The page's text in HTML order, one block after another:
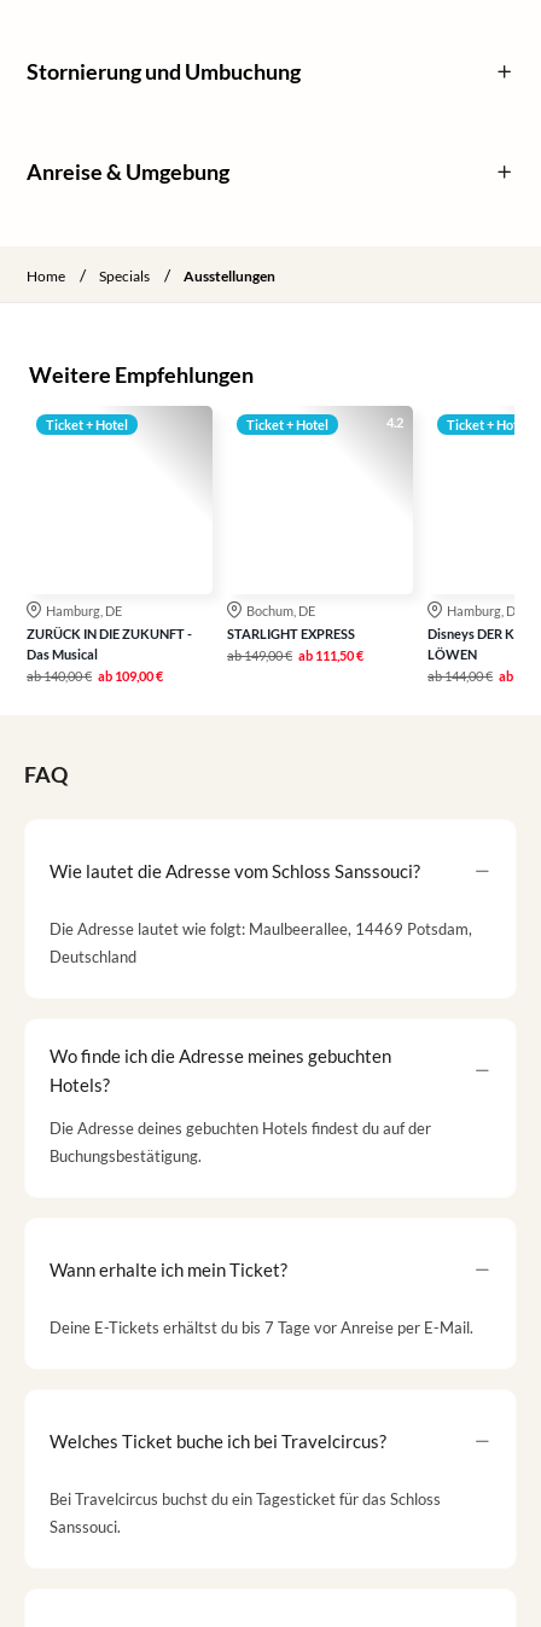
Stornierung und Umbuchung
Anreise & Umgebung
Home / Specials / Ausstellungen
Weitere Empfehlungen
Ticket + Hotel
Hamburg, DE
ZURÜCK IN DIE ZUKUNFT -
Das Musical
ab140,00 € ab 109,00 €
4.2
Ticket + Hotel
Bochum, DE
STARLIGHT EXPRESS
ab149,00 € ab 111,50 €
Ticket + Hotel
Hamburg, DE
Disneys DER
LÖWEN
ab144,00 € ab
FAQ
Wie lautet die Adresse vom Schloss Sanssouci?
Die Adresse lautet wie folgt: Maulbeerallee, 14469 Potsdam,
Deutschland
Wo finde ich die Adresse meines gebuchten
Hotels?
Die Adresse deines gebuchten Hotels findest du auf der
Buchungsbestätigung.
Wann erhalte ich mein Ticket?
Deine E-Tickets erhältst du bis 7 Tage vor Anreise per E-Mail.
Welches Ticket buche ich bei Travelcircus?
Bei Travelcircus buchst du ein Tagesticket für das Schloss
Sanssouci.